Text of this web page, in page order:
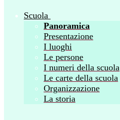
Scuola
Panoramica
Presentazione
I luoghi
Le persone
I numeri della scuola
Le carte della scuola
Organizzazione
La storia